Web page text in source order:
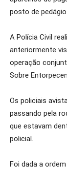
posto de
A Polícia Civil
anteriormente
operação
Sobre
Os policiais
passando pela
que estavam
policial.
Foi dada a